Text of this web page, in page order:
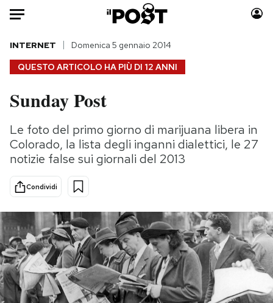
Auto
HOME
Italia
Politica
Tecnologia
Scienza
Economia
Sport
Consumismi
Storie/Idee
Altrecose
Mondiali calcio 2026
PODCAST
QUESTO ARTICOLO HA PIÙ DI 12 ANNI
INTERNET Domenica 5 gennaio 2014
Sunday Post
Le foto del primo giorno di marijuana libera in
Colorado, la lista degli inganni dialettici, le 27
notizie false sui giornali del 2013
Condividi